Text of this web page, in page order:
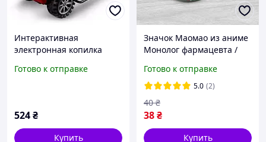
Интерактивная
электронная копилка
кодовым замком iC227
Готово к отправке
524₴
Купить
Значок Маомао из аниме
Монолог фармацевта /
44мм
Готово к отправке
5.0 (2)
38₴
40 ₴
Купить